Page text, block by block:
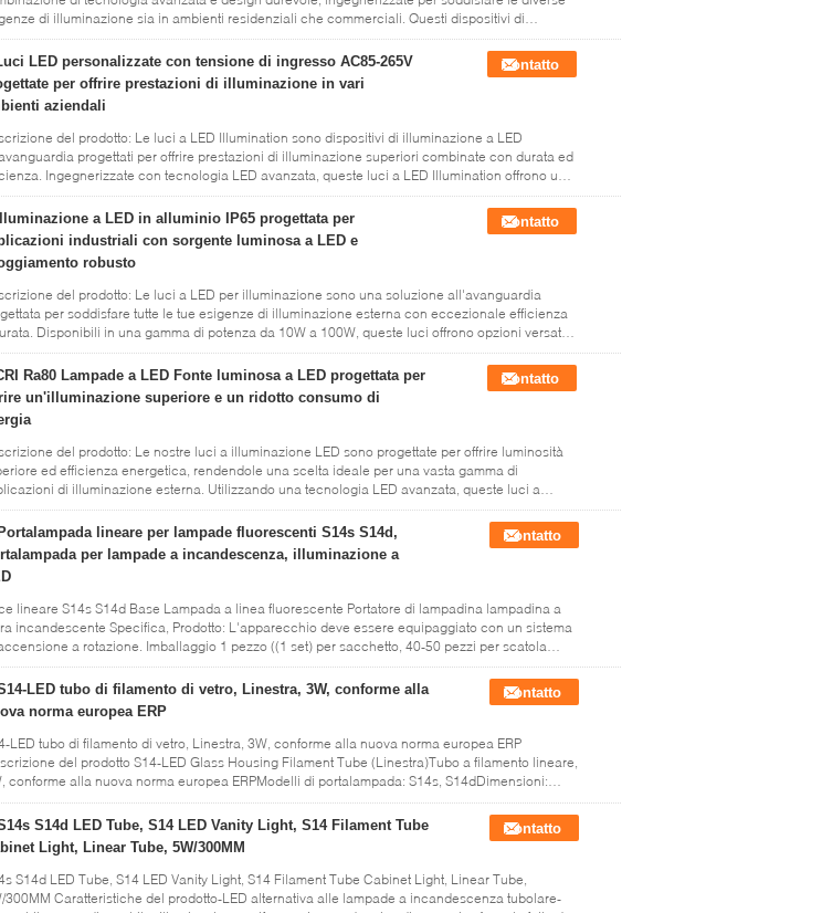
di illuminazione sia in ambienti residenziali che commerciali. Questi dispositivi di
a LED ...
Leggi di più
LED personalizzate con tensione di ingresso AC85-265V
per offrire prestazioni di illuminazione in vari
aziendali
Contatto
del prodotto: Le luci a LED Illumination sono dispositivi di illuminazione a LED
progettati per offrire prestazioni di illuminazione superiori combinate con durata ed
Ingegnerizzate con tecnologia LED avanzata, queste luci a LED Illumination offrono una
Leggi di più
Illuminazione a LED in alluminio IP65 progettata per
industriali con sorgente luminosa a LED e
robusto
Contatto
del prodotto: Le luci a LED per illuminazione sono una soluzione all'avanguardia
per soddisfare tutte le tue esigenze di illuminazione esterna con eccezionale efficienza
Disponibili in una gamma di potenza da 10W a 100W, queste luci offrono opzioni versatili
si ...
Leggi di più
Ra80 Lampade a LED Fonte luminosa a LED progettata per
un'illuminazione superiore e un ridotto consumo di
Contatto
del prodotto: Le nostre luci a illuminazione LED sono progettate per offrire luminosità
ed efficienza energetica, rendendole una scelta ideale per una vasta gamma di
di illuminazione esterna. Utilizzando una tecnologia LED avanzata, queste luci a
LED ...
Leggi di più
Portalampada lineare per lampade fluorescenti S14s S14d,
per lampade a incandescenza, illuminazione a
Contatto
lineare S14s S14d Base Lampada a linea fluorescente Portatore di lampadina lampadina a
incandescente Specifica, Prodotto: L'apparecchio deve essere equipaggiato con un sistema
a rotazione. Imballaggio 1 pezzo ((1 set) per sacchetto, 40-50 pezzi per scatola
di consegna: ...
Leggi di più
LED tubo di filamento di vetro, Linestra, 3W, conforme alla
norma europea ERP
Contatto
LED tubo di filamento di vetro, Linestra, 3W, conforme alla nuova norma europea ERP
del prodotto S14-LED Glass Housing Filament Tube (Linestra)Tubo a filamento lineare,
conforme alla nuova norma europea ERPModelli di portalampada: S14s, S14dDimensioni:
300 mm, diametro: ...
Leggi di più
S14d LED Tube, S14 LED Vanity Light, S14 Filament Tube
Light, Linear Tube, 5W/300MM
Contatto
S14d LED Tube, S14 LED Vanity Light, S14 Filament Tube Cabinet Light, Linear Tube,
300MM Caratteristiche del prodotto-LED alternativa alle lampade a incandescenza tubolare-